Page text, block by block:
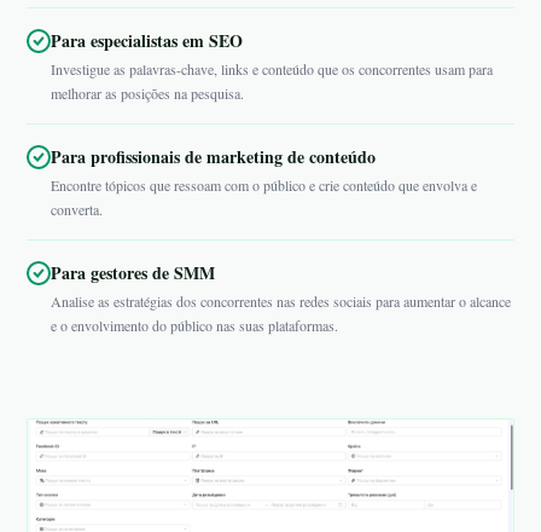
Para especialistas em SEO
Investigue as palavras-chave, links e conteúdo que os concorrentes usam para
melhorar as posições na pesquisa.
Para profissionais de marketing de conteúdo
Encontre tópicos que ressoam com o público e crie conteúdo que envolva e
converta.
Para gestores de SMM
Analise as estratégias dos concorrentes nas redes sociais para aumentar o alcance
e o envolvimento do público nas suas plataformas.